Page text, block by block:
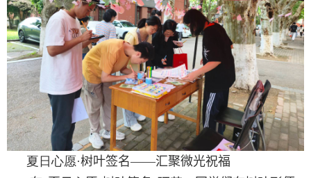
夏日心愿·树叶签名——汇聚微光祝福